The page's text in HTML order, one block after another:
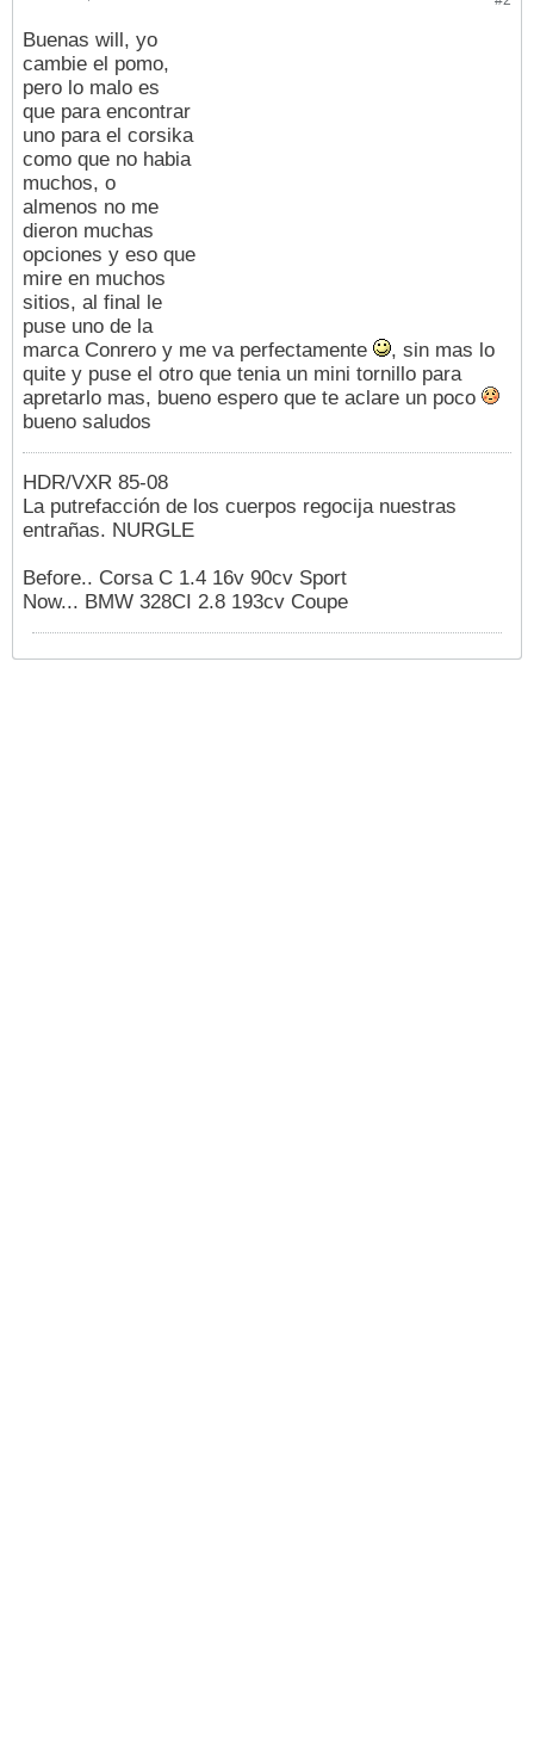
Buenas will, yo
cambie el pomo,
pero lo malo es
que para encontrar
uno para el corsika
como que no habia
muchos, o
almenos no me
dieron muchas
opciones y eso que
mire en muchos
sitios, al final le
puse uno de la
marca Conrero y me va perfectamente
, sin mas lo
quite y puse el otro que tenia un mini tornillo para
apretarlo mas, bueno espero que te aclare un poco
bueno saludos
HDR/VXR 85-08
La putrefacción de los cuerpos regocija nuestras
entrañas. NURGLE
Before.. Corsa C 1.4 16v 90cv Sport
Now... BMW 328CI 2.8 193cv Coupe